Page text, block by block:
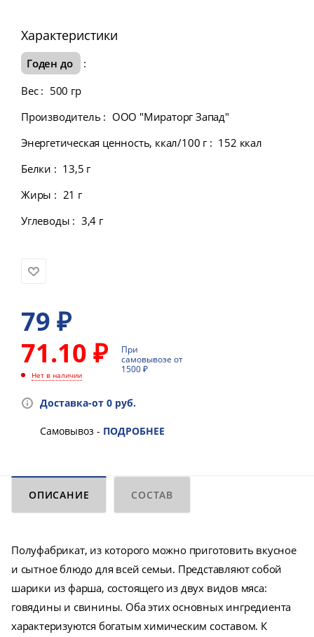
Характеристики
Годен до
:
Вес : 500 гр
Производитель : ООО "Мираторг Запад"
Энергетическая ценность, ккал/100 г : 152 ккал
Белки : 13,5 г
Жиры : 21 г
Углеводы : 3,4 г
79 ₽
71.10 ₽
При
самовывозе от
1500 ₽
Нет в наличии
Доставка-от 0 руб.
Самовывоз - ПОДРОБНЕЕ
ОПИСАНИЕ СОСТАВ
Полуфабрикат, из которого можно приготовить вкусное
и сытное блюдо для всей семьи. Представляют собой
шарики из фарша, состоящего из двух видов мяса:
говядины и свинины. Оба этих основных ингредиента
характеризуются богатым химическим составом. К